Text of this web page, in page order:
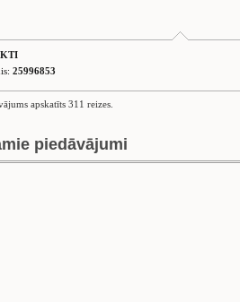
25996853
apskatīts 311 reizes.
piedāvājumi